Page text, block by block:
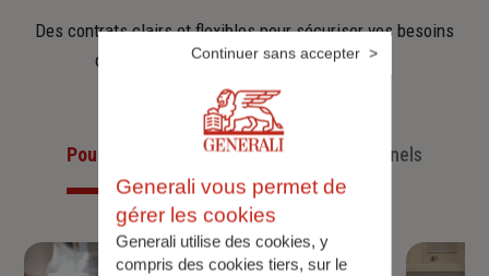
Des contrats clairs et flexibles pour sécuriser vos besoins
d’aujourd’hui et anticiper ceux de demain.
Pour les particuliersPour les professionnels
Generali vous permet de
gérer les cookies
Generali utilise des cookies, y
compris des cookies tiers, sur le
Continuer sans accepter